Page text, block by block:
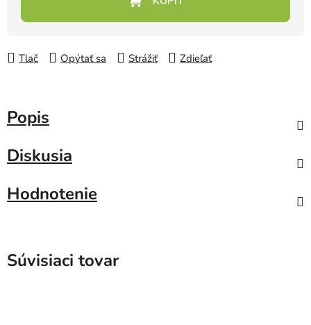
Tlač Opýtať sa Strážiť Zdieľať
Popis
Diskusia
Hodnotenie
Súvisiaci tovar